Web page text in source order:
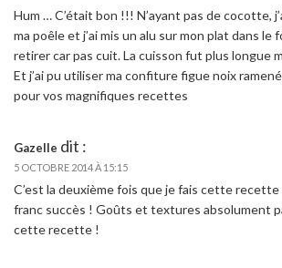
Hum … C’était bon !!! N’ayant pas de cocotte,
ma poêle et j’ai mis un alu sur mon plat dans le
retirer car pas cuit. La cuisson fut plus longue
Et j’ai pu utiliser ma confiture figue noix
pour vos magnifiques recettes
Gazelle dit :
5 OCTOBRE 2014 À 15:15
C’est la deuxième fois que je fais cette
franc succès ! Goûts et textures absolument
cette recette !